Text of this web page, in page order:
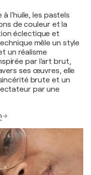
à l'huile, les pastels
de couleur et la
éclectique et
mêle un style
un réalisme
par l'art brut,
ses œuvres, elle
brute et un
par une